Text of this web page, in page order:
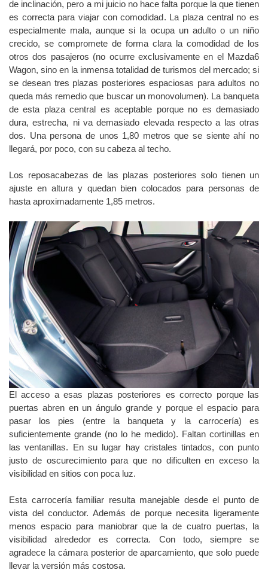
de inclinación, pero a mi juicio no hace falta porque la que tienen
es correcta para viajar con comodidad. La plaza central no es
especialmente mala, aunque si la ocupa un adulto o un niño
crecido, se compromete de forma clara la comodidad de los
otros dos pasajeros (no ocurre exclusivamente en el Mazda6
Wagon, sino en la inmensa totalidad de turismos del mercado; si
se desean tres plazas posteriores espaciosas para adultos no
queda más remedio que buscar un monovolumen). La banqueta
de esta plaza central es aceptable porque no es demasiado
dura, estrecha, ni va demasiado elevada respecto a las otras
dos. Una persona de unos 1,80 metros que se siente ahí no
Los reposacabezas de las plazas posteriores solo tienen un
ajuste en altura y quedan bien colocados para personas de
El acceso a esas plazas posteriores es correcto porque las
puertas abren en un ángulo grande y porque el espacio para
pasar los pies (entre la banqueta y la carrocería) es
suficientemente grande (no lo he medido). Faltan cortinillas en
las ventanillas. En su lugar hay cristales tintados, con punto
justo de oscurecimiento para que no dificulten en exceso la
Esta carrocería familiar resulta manejable desde el punto de
vista del conductor. Además de porque necesita ligeramente
menos espacio para maniobrar que la de cuatro puertas, la
visibilidad alrededor es correcta. Con todo, siempre se
agradece la cámara posterior de aparcamiento, que solo puede